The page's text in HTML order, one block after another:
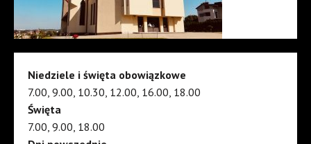
Niedziele i święta obowiązkowe
7.00, 9.00, 10.30, 12.00, 16.00, 18.00
Święta
7.00, 9.00, 18.00